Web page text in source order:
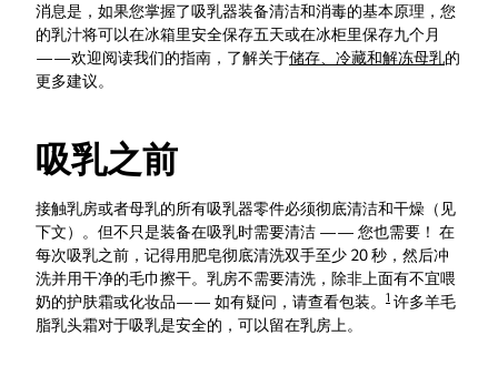
消息是，如果您掌握了吸乳器装备清洁和消毒的基本原理，您
的乳汁将可以在冰箱里安全保存五天或在冰柜里保存九个月
——欢迎阅读我们的指南，了解关于储存、冷藏和解冻母乳的
更多建议。
吸乳之前
接触乳房或者母乳的所有吸乳器零件必须彻底清洁和干燥（见
下文）。但不只是装备在吸乳时需要清洁 —— 您也需要！ 在
每次吸乳之前，记得用肥皂彻底清洗双手至少 20 秒，然后冲
洗并用干净的毛巾擦干。乳房不需要清洗，除非上面有不宜喂
奶的护肤霜或化妆品—— 如有疑问，请查看包装。
1 许多羊毛
脂乳头霜对于吸乳是安全的，可以留在乳房上。